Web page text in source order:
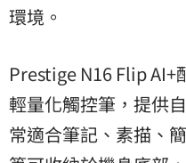
環境。
Prestige N16 Flip AI+
輕量化觸控筆，提供
常適合筆記、素描、